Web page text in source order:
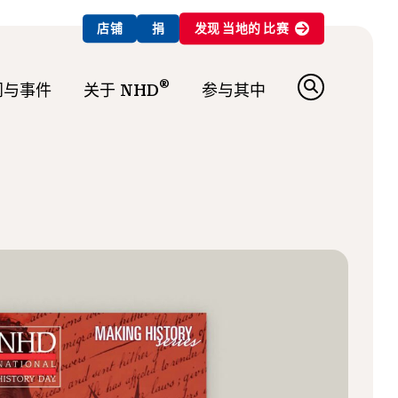
店铺 捐 发现 当地的 比赛
事件 关于 NHD® 参与其中